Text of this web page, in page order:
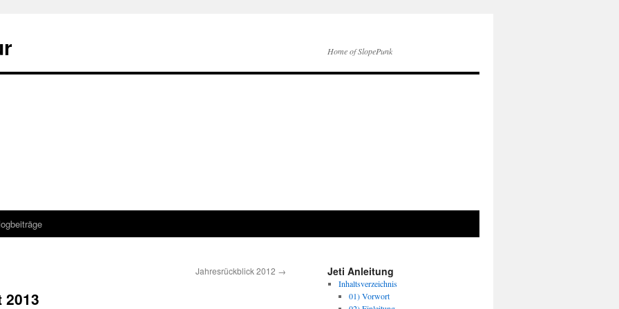
Home of SlopePunk
Jahresrückblick 2012 → Jeti Anleitung
Inhaltsverzeichnis
01) Vorwort